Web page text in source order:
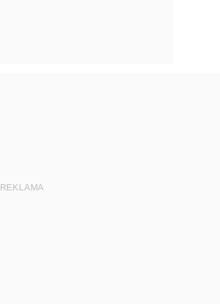
REKLAMA